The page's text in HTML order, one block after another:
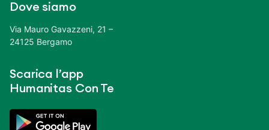
Dove siamo
Via Mauro Gavazzeni, 21 –
24125 Bergamo
Scarica l’app
Humanitas Con Te